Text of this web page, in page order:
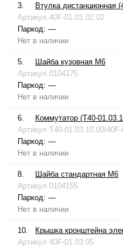
3.
Втулка дистанционная
Артикул 40F-01.01.02.02
Паркод: —
Нет в наличии
5.
Шайба кузовная М6
Артикул 0104175
Паркод: —
Нет в наличии
6.
Коммутатор (T40-
Артикул T40-01.03.10.00/
Паркод: —
Нет в наличии
8.
Шайба стандартная М6
Артикул 0104155
Паркод: —
Нет в наличии
10.
Крышка кронштейна
Артикул 40F-01.03.05